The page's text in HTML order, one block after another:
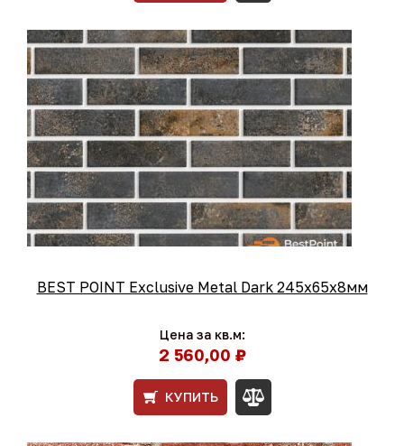
BEST POINT Exclusive Metal Dark 245x65x8мм
Цена за кв.м:
2 560,00 ₽
КУПИТЬ